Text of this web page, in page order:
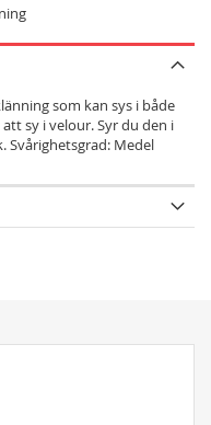
som kan sys i både
sy i velour. Syr du den i
Svårighetsgrad: Medel